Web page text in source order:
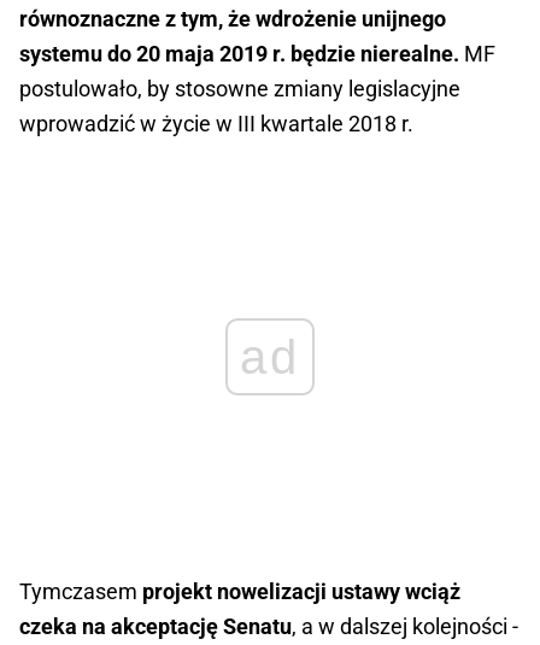
równoznaczne z tym, że wdrożenie unijnego
systemu do 20 maja 2019 r. będzie nierealne. MF
postulowało, by stosowne zmiany legislacyjne
wprowadzić w życie w III kwartale 2018 r.
ad
Tymczasem projekt nowelizacji ustawy wciąż
czeka na akceptację Senatu, a w dalszej kolejności -